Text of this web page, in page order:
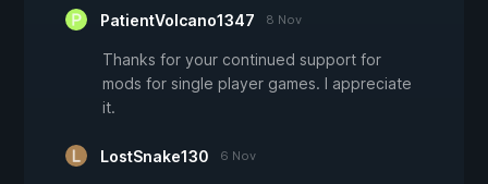
PatientVolcano1347 8 Nov
Thanks for your continued support for
mods for single player games. I appreciate
it.
LostSnake130 6 Nov